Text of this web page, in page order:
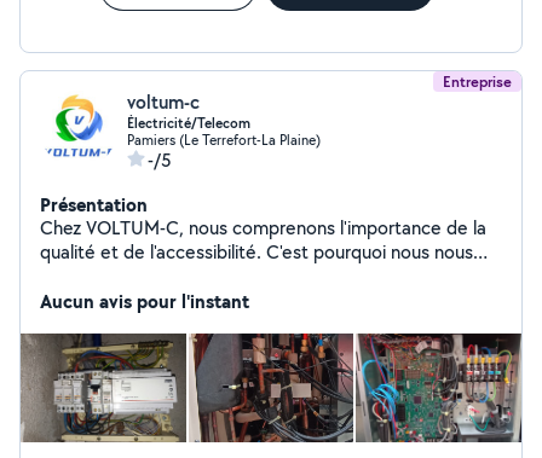
Entreprise
voltum-c
Électricité/Telecom
Pamiers (Le Terrefort-La Plaine)
-/5
Présentation
Chez VOLTUM-C, nous comprenons l'importance de la
qualité et de l'accessibilité. C'est pourquoi nous nous
photovoltaïques de haute qualité à des prix abordables.
investissement dans l'énergie solaire sera synonyme de
fiabilité, durabilité, et performance. Rejoignez-nous pour
un avenir plus vert et plus lumineux, sans compromis sur
la qualité ni sur votre budget.
Aucun avis pour l'instant